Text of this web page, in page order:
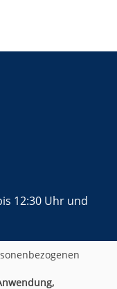
12:30 Uhr und
Facebook